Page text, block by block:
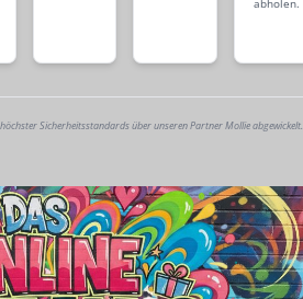
abholen.
Sicherheitsstandards über unseren Partner Mollie abgewickelt.